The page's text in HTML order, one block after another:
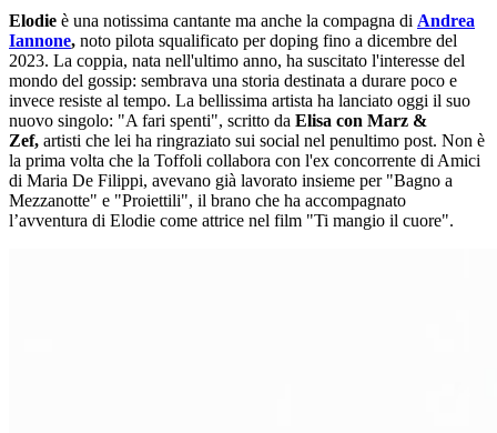
Elodie è una notissima cantante ma anche la compagna di Andrea
Iannone, noto pilota squalificato per doping fino a dicembre del
2023. La coppia, nata nell'ultimo anno, ha suscitato l'interesse del
mondo del gossip: sembrava una storia destinata a durare poco e
invece resiste al tempo. La bellissima artista ha lanciato oggi il suo
nuovo singolo: "A fari spenti", scritto da Elisa con Marz &
Zef, artisti che lei ha ringraziato sui social nel penultimo post. Non è
la prima volta che la Toffoli collabora con l'ex concorrente di Amici
di Maria De Filippi, avevano già lavorato insieme per "Bagno a
Mezzanotte" e "Proiettili", il brano che ha accompagnato
l’avventura di Elodie come attrice nel film "Ti mangio il cuore".